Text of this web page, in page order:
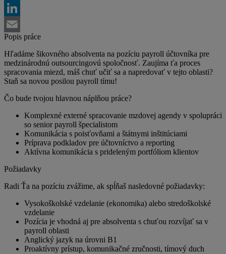
Facebook
LinkedIn
Email
Popis práce
Hľadáme šikovného absolventa na pozíciu payroll účtovníka pre
medzinárodnú outsourcingovú spoločnosť. Zaujíma ťa proces
spracovania miezd, máš chuť učiť sa a napredovať v tejto oblasti?
Staň sa novou posilou payroll tímu!
Čo bude tvojou hlavnou náplňou práce?
Komplexné externé spracovanie mzdovej agendy v spolupráci
so senior payroll špecialistom
Komunikácia s poisťovňami a štátnymi inštitúciami
Príprava podkladov pre účtovníctvo a reporting
Aktívna komunikácia s prideleným portfóliom klientov
Požiadavky
Radi Ťa na pozíciu zvážime, ak spĺňaš nasledovné požiadavky:
Vysokoškolské vzdelanie (ekonomika) alebo stredoškolské
vzdelanie
Pozícia je vhodná aj pre absolventa s chuťou rozvíjať sa v
payroll oblasti
Anglický jazyk na úrovni B1
Proaktívny prístup, komunikačné zručnosti, tímový duch